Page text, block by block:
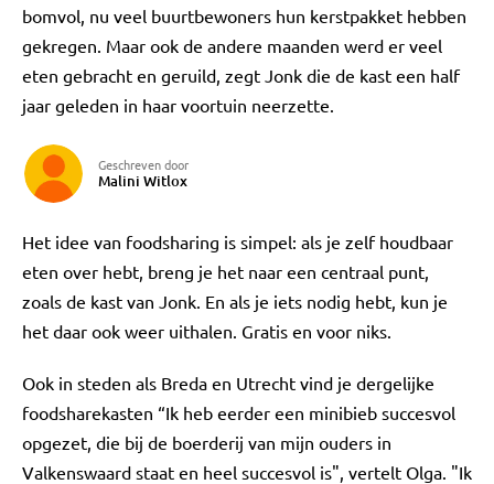
bomvol, nu veel buurtbewoners hun kerstpakket hebben
gekregen. Maar ook de andere maanden werd er veel
eten gebracht en geruild, zegt Jonk die de kast een half
jaar geleden in haar voortuin neerzette.
Geschreven door
Malini Witlox
Het idee van foodsharing is simpel: als je zelf houdbaar
eten over hebt, breng je het naar een centraal punt,
zoals de kast van Jonk. En als je iets nodig hebt, kun je
het daar ook weer uithalen. Gratis en voor niks.
Ook in steden als Breda en Utrecht vind je dergelijke
foodsharekasten “Ik heb eerder een minibieb succesvol
opgezet, die bij de boerderij van mijn ouders in
Valkenswaard staat en heel succesvol is", vertelt Olga. "Ik